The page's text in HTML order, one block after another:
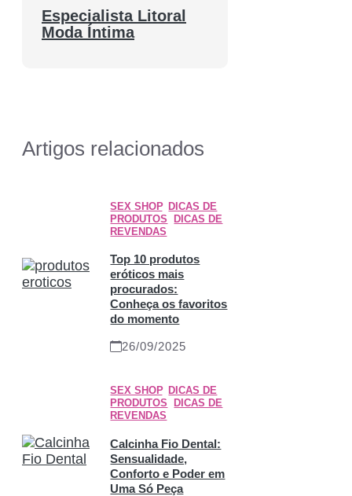
Especialista Litoral
Moda Íntima
Artigos relacionados
SEX SHOP, DICAS DE
PRODUTOS
DICAS DE
REVENDAS
Top 10 produtos
eróticos mais
procurados:
Conheça os favoritos
do momento
26/09/2025
SEX SHOP, DICAS DE
PRODUTOS
DICAS DE
REVENDAS
Calcinha Fio Dental:
Sensualidade,
Conforto e Poder em
Uma Só Peça